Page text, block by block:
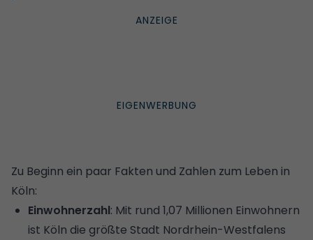
Zu Beginn ein paar Fakten und Zahlen zum Leben in
Köln:
Einwohnerzahl: Mit rund 1,07 Millionen Einwohnern
ist Köln die größte Stadt Nordrhein-Westfalens